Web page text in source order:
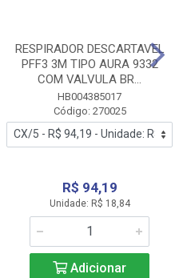
RESPIRADOR DESCARTAVEL
PFF3 3M TIPO AURA 9332
COM VALVULA BR...
HB004385017
Código: 270025
R$ 94,19
Unidade: R$ 18,84
Adicionar